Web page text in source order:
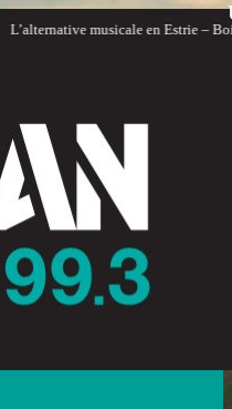
L’alternative musicale en Estrie – Bois-